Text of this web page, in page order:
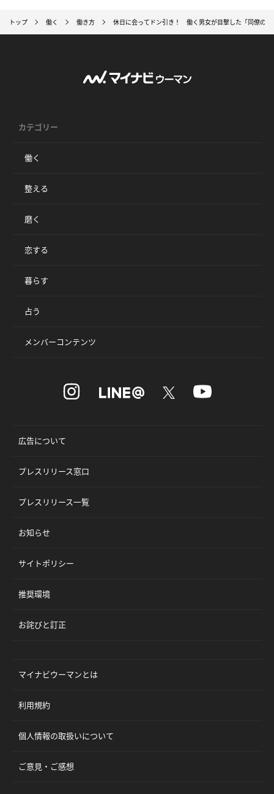
トップ 働く 働き方 休日に会ってドン引き！ 働く男女が目撃した「同僚のプ
カテゴリー
働く
整える
磨く
恋する
暮らす
占う
メンバーコンテンツ
広告について
プレスリリース窓口
プレスリリース一覧
お知らせ
サイトポリシー
推奨環境
お詫びと訂正
マイナビウーマンとは
利用規約
個人情報の取扱いについて
ご意見・ご感想